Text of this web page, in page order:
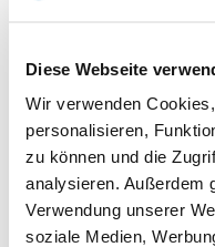
Diese Webseite
Wir verwenden
personalisieren,
zu können und die
analysieren. Außerdem
Verwendung unserer
soziale Medien,
Sanftes Shampoo für Katzen
perfekt und verhindert die
Feuchtigkeit und pflegt das
für langhaarige Katzen. Die
Ziegenfellextrakt, der von
ist Avocadoöl. Das Shampoo
kann auch für empfindliche